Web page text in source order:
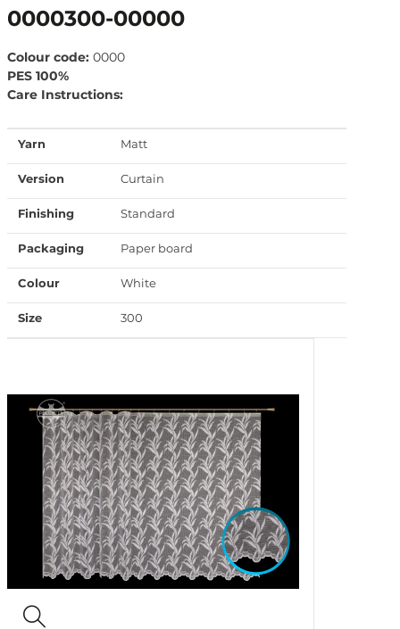
0000300-00000
Colour code: 0000
PES 100%
Care Instructions:
Yarn Matt
Version Curtain
Finishing Standard
Packaging Paper board
Colour White
Size 300